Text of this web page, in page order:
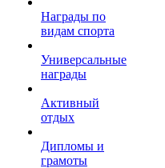
Награды по
видам спорта
Универсальные
награды
Активный
отдых
Дипломы и
грамоты